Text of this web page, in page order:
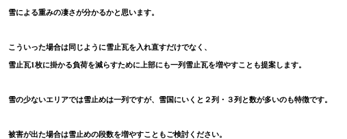
雪による重みの凄さが分かるかと思います。
こういった場合は同じように雪止瓦を入れ直すだけでなく、
雪止瓦1枚に掛かる負荷を減らすために上部にも一列雪止瓦を増やすことも提案します。
雪の少ないエリアでは雪止めは一列ですが、雪国にいくと２列・３列と数が多いのも特徴です。
被害が出た場合は雪止めの段数を増やすこともご検討ください。